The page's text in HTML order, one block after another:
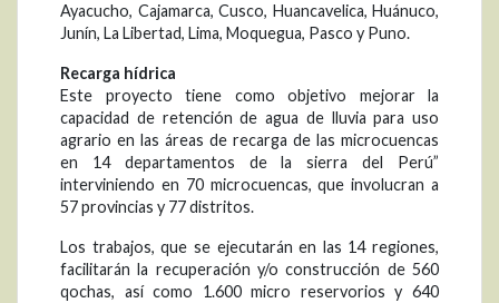
Ayacucho, Cajamarca, Cusco, Huancavelica, Huánuco,
Junín, La Libertad, Lima, Moquegua, Pasco y Puno.
Recarga hídrica
Este proyecto tiene como objetivo mejorar la
capacidad de retención de agua de lluvia para uso
agrario en las áreas de recarga de las microcuencas
en 14 departamentos de la sierra del Perú”
interviniendo en 70 microcuencas, que involucran a
57 provincias y 77 distritos.
Los trabajos, que se ejecutarán en las 14 regiones,
facilitarán la recuperación y/o construcción de 560
qochas, así como 1.600 micro reservorios y 640